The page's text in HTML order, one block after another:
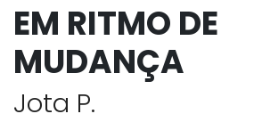
EM RITMO DE
MUDANÇA
Jota P.